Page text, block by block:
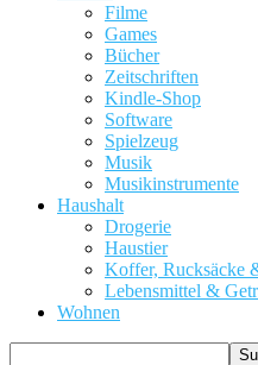
Filme
Games
Bücher
Zeitschriften
Kindle-Shop
Software
Spielzeug
Musik
Musikinstrumente
Haushalt
Drogerie
Haustier
Koffer, Rucksäcke
Lebensmittel &
Wohnen